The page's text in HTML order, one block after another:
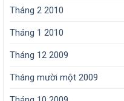
Tháng 2 2010
Tháng 1 2010
Tháng 12 2009
Tháng mười một 2009